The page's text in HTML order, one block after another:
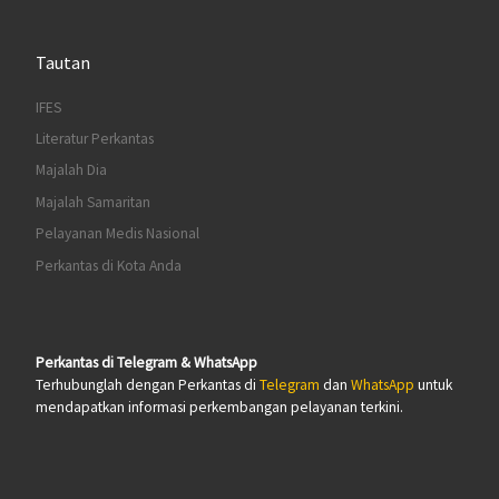
Tautan
IFES
Literatur Perkantas
Majalah Dia
Majalah Samaritan
Pelayanan Medis Nasional
Perkantas di Kota Anda
Perkantas di Telegram & WhatsApp
Terhubunglah dengan Perkantas di Telegram dan WhatsApp untuk
mendapatkan informasi perkembangan pelayanan terkini.